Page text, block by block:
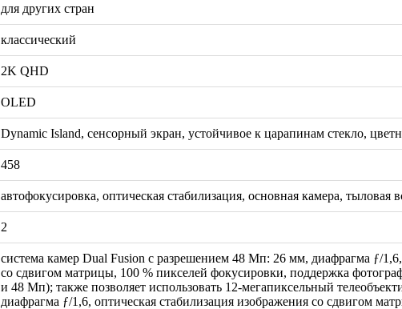
для других стран
классический
2K QHD
OLED
Dynamic Island, сенсорный экран, устойчивое к царапинам стекло,
458
автофокусировка, оптическая стабилизация, основная камера, тыловая
2
система камер Dual Fusion с разрешением 48 Мп: 26 мм, диафрагма ƒ/
со сдвигом матрицы, 100 % пикселей фокусировки, поддержка
и 48 Мп); также позволяет использовать 12-мегапиксельный
диафрагма ƒ/1,6, оптическая стабилизация изображения со сдвигом